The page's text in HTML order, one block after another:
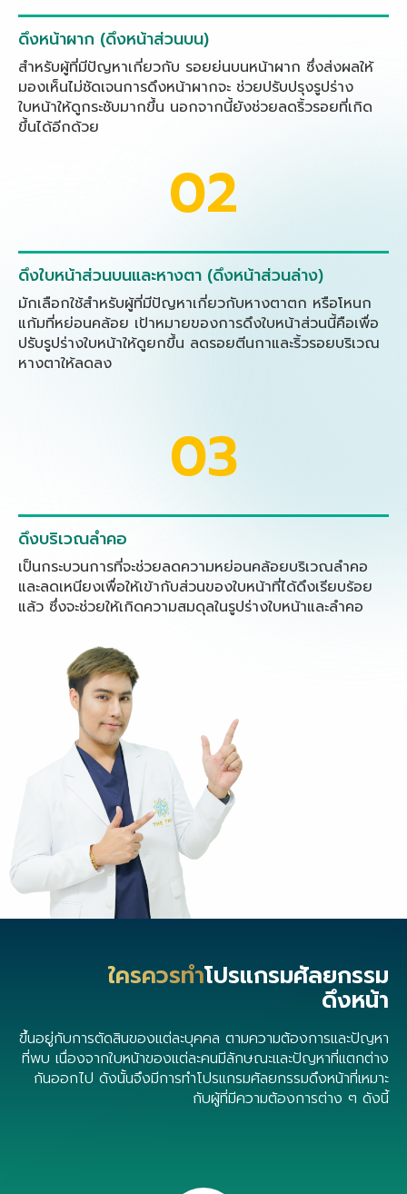
ดึงหน้าผาก (ดึงหน้าส่วนบน)
สำหรับผู้ที่มีปัญหาเกี่ยวกับ รอยย่นบนหน้าผาก ซึ่งส่งผลให้
มองเห็นไม่ชัดเจนการดึงหน้าผากจะ ช่วยปรับปรุงรูปร่าง
ใบหน้าให้ดูกระชับมากขึ้น นอกจากนี้ยังช่วยลดริ้วรอยที่เกิด
ขึ้นได้อีกด้วย
02
ดึงใบหน้าส่วนบนและหางตา (ดึงหน้าส่วนล่าง)
มักเลือกใช้สำหรับผู้ที่มีปัญหาเกี่ยวกับหางตาตก หรือโหนก
แก้มที่หย่อนคล้อย เป้าหมายของการดึงใบหน้าส่วนนี้คือเพื่อ
ปรับรูปร่างใบหน้าให้ดูยกขึ้น ลดรอยตีนกาและริ้วรอยบริเวณ
หางตาให้ลดลง
03
ดึงบริเวณลำคอ
เป็นกระบวนการที่จะช่วยลดความหย่อนคล้อยบริเวณลำคอ
และลดเหนียงเพื่อให้เข้ากับส่วนของใบหน้าที่ได้ดึงเรียบร้อย
แล้ว ซึ่งจะช่วยให้เกิดความสมดุลในรูปร่างใบหน้าและลำคอ
ใครควรทำโปรแกรมศัลยกรรม
ดึงหน้า
ขึ้นอยู่กับการตัดสินของแต่ละบุคคล ตามความต้องการและปัญหา
ที่พบ เนื่องจากใบหน้าของแต่ละคนมีลักษณะและปัญหาที่แตกต่าง
กันออกไป ดังนั้นจึงมีการทำโปรแกรมศัลยกรรมดึงหน้าที่เหมาะ
กับผู้ที่มีความต้องการต่าง ๆ ดังนี้